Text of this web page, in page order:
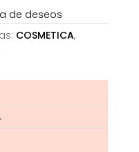
de deseos
COSMETICA,